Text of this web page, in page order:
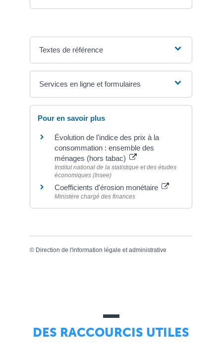
Textes de référence
Services en ligne et formulaires
Pour en savoir plus
Évolution de l'indice des prix à la
consommation : ensemble des
ménages (hors tabac)
Institut national de la statistique et des études
économiques (Insee)
Coefficients d'érosion monétaire
Ministère chargé des finances
© Direction de l'information légale et administrative
DES RACCOURCIS UTILES